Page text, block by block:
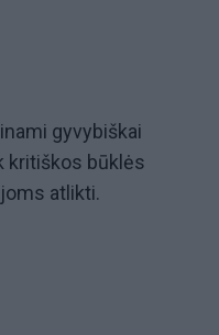
gyvybiškai
kritiškos būklės
atlikti.